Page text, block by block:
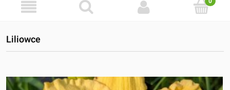
Liliowce